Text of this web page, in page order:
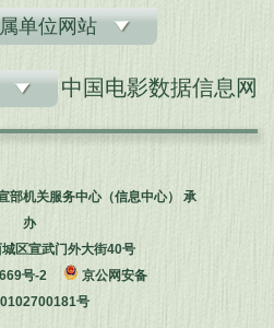
单位网站
中国电影数据信息网
部机关服务中心（信息中心） 承
办
城区宣武门外大街40号
号-2
京公网安备
号